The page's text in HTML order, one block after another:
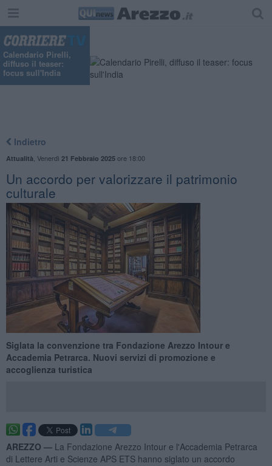
Calendario Pirelli,
diffuso il teaser:
focus sull'India
Indietro
Attualità Venerdì 21 Febbraio 2025ore 18:00
Un accordo per valorizzare il patrimonio
culturale
​Siglata la convenzione tra Fondazione Arezzo Intour e
Accademia Petrarca. Nuovi servizi di promozione e
accoglienza turistica
AREZZO — La Fondazione Arezzo Intour e l'Accademia Petrarca
di Lettere Arti e Scienze APS ETS hanno siglato un accordo